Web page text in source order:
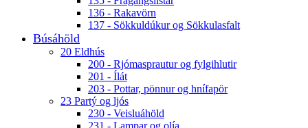
136 - Rakavörn
137 - Sökkuldúkur og Sökkulasfalt
Búsáhöld
20 Eldhús
200 - Rjómasprautur og fylgihlutir
201 - Ílát
203 - Pottar, pönnur og hnífapör
23 Partý og ljós
230 - Veisluáhöld
231 - Lampar og olía